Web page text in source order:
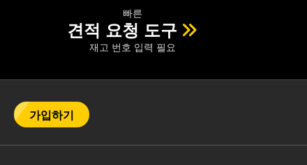
빠른
견적 요청 도구
재고 번호 입력 필요
가입하기